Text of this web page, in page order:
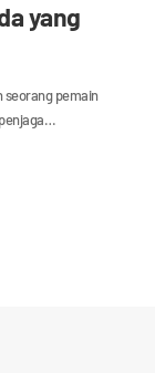
yang
seorang pemain